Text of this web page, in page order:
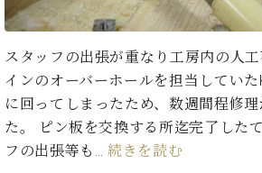
ン
レ
ジ
デ
ン
ス
色
と
タ
イ
ン
の
秘
密
ト
ー
音
楽
家
ニ
ら
(入
荷
情
た
い！
と
方
は、
お
ン
会
員
ベ
シ
ュ
スタッフの出張が重なり工房内の人
インのオーバーホールを担当してい
に回ってしまったため、数週間程修
た。 ピン板を交換する所迄完了した
フの出張等も…続きを読む